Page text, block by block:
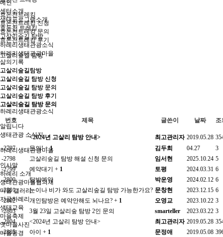
효돈천트레킹
효돈천트레킹 신청
효돈천트레킹 문의
효돈천트레킹 후기
고살리숲길 탐방
고살리숲길탐방
고살리숲길 탐방 신청
고살리숲길 탐방 문의
고살리숲길 탐방 후기
하례리생태관광소식
알립니다
생태관광 소식지
하례리생태관광마을
인사말
하례리 소개
생태관광마을협의체
마을 갤러리
지금하례리
생태교육
마을축제
옛마을사진
마을풍경
메인
센터소개
생태프로그램소개
효돈천 트레킹
고살리숲길 탐방
하례리생태관광소식
하례리생태관광마을
삶의기록
고살리숲길탐방
고살리숲길 탐방 신청
고살리숲길 탐방 문의
고살리숲길 탐방 후기
고살리숲길 탐방 문의
번호 제목 글쓴이 날짜 조
<2024년 고살리 탐방 안내> 최고관리자 2019.05.28
-2797
문의!+ 1 김두희 04.27
3
-2798
고살리숲길 탐방 해설 신청 문의 임서현 2025.10.24 5
-2799
예약대기 + 1 토평 2024.03.31 6
-2800
탐방예약 박운영 2024.02.12 6
-2801
눈이나 비가 와도 고살리숲길 탐방 가능한가요? 문창현 2023.12.15 6
-2802
개인탐방은 예약안해도 뇌나요? + 1 오영교 2023.10.22 3
-2803
3월 23일 고살리숲 탐방 2인 문의 smarteller 2023.03.22 3
-2804
<2024년 고살리 탐방 안내> 최고관리자 2019.05.28
-2805
아이 + 1 문정애 2019.05.08